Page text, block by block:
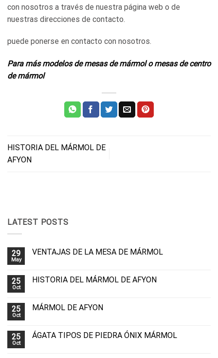
con nosotros a través de nuestra página web o de
nuestras direcciones de contacto.
puede ponerse en contacto con nosotros.
Para más modelos de mesas de mármol o mesas de centro
de mármol
HISTORIA DEL MÁRMOL DE
AFYON
LATEST POSTS
29
May
VENTAJAS DE LA MESA DE MÁRMOL
25
Oct
HISTORIA DEL MÁRMOL DE AFYON
25
Oct
MÁRMOL DE AFYON
25
Oct
ÁGATA TIPOS DE PIEDRA ÓNIX MÁRMOL